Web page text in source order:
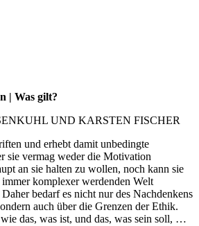
| Was gilt?
UND KARSTEN FISCHER
und erhebt damit unbedingte
sie vermag weder die Motivation
an sie halten zu wollen, noch kann sie
komplexer werdenden Welt
bedarf es nicht nur des Nachdenkens
auch über die Grenzen der Ethik.
das, was ist, und das, was sein soll, …